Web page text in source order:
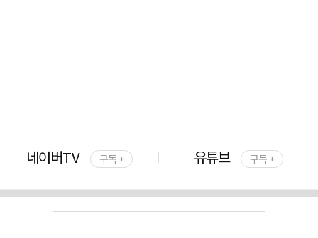
네이버TV 구독 + 유튜브 구독 +